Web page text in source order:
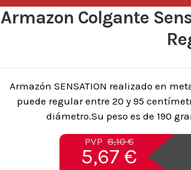
Armazon Colgante
Armazón SENSATION realizado en
puede regular entre 20 y 95
diámetro.Su peso es de 190
PVP8,10 €
5,67 €